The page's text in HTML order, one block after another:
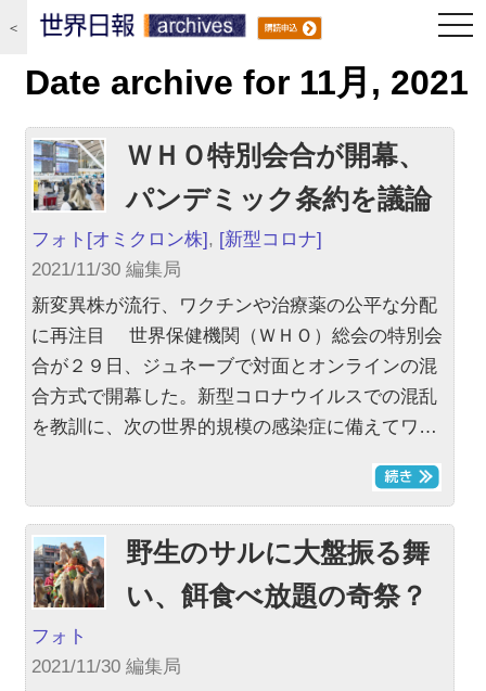
＜
Date archive for 11月, 2021
ＷＨＯ特別会合が開幕、
パンデミック条約を議論
フォト [オミクロン株], [新型コロナ]
2021/11/30 編集局
新変異株が流行、ワクチンや治療薬の公平な分配
に再注目 世界保健機関（ＷＨＯ）総会の特別会
合が２９日、ジュネーブで対面とオンラインの混
合方式で開幕した。新型コロナウイルスでの混乱
を教訓に、次の世界的規模の感染症に備えてワ…
野生のサルに大盤振る舞
い、餌食べ放題の奇祭？
フォト
2021/11/30 編集局